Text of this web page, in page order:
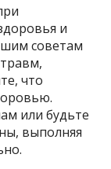
и
советам
что
или будьте
выполняя